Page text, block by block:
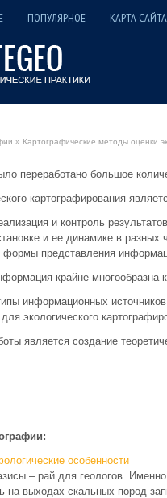
ПОПУЛЯРНОЕ КАРТА САЙТА
» Картографические методы оценки
переработано большое
картографирования
и контроль
и ее динамике в
формы представления
крайне
информационных
экологического
является создание
особенности
– рай для геологов.
на выходах скальных пород